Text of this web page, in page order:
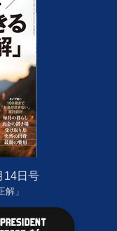
14日号
」